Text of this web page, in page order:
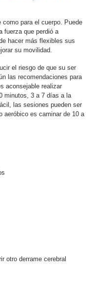
para el cuerpo. Puede
fuerza que perdió a
hacer más flexibles sus
su movilidad.
el riesgo de que su ser
las recomendaciones para
aconsejable realizar
minutos, 3 a 7 días a la
las sesiones pueden ser
aeróbico es caminar de 10 a
otro derrame cerebral